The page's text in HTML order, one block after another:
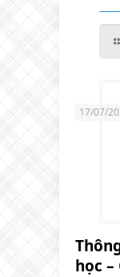
17/07/
học –